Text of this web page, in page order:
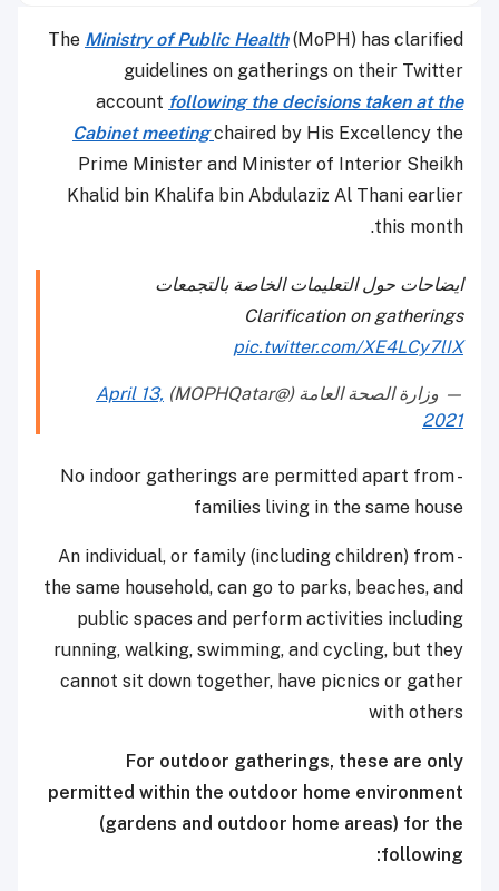
The Ministry of Public Health (MoPH) has clarified
guidelines on gatherings on their Twitter
account following the decisions taken at the
Cabinet meeting chaired by His Excellency the
Prime Minister and Minister of Interior Sheikh
Khalid bin Khalifa bin Abdulaziz Al Thani earlier
this month.
ايضاحات حول التعليمات الخاصة بالتجمعات
Clarification on gatherings
pic.twitter.com/XE4LCy7lIX
— وزارة الصحة العامة (@MOPHQatar)
April 13,
2021
- No indoor gatherings are permitted apart from
families living in the same house
- An individual, or family (including children) from
the same household, can go to parks, beaches, and
public spaces and perform activities including
running, walking, swimming, and cycling, but they
cannot sit down together, have picnics or gather
with others
For outdoor gatherings, these are only
permitted within the outdoor home environment
(gardens and outdoor home areas) for the
following: